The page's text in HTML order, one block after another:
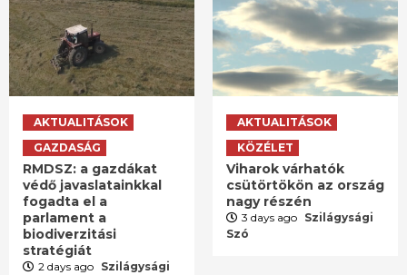
AKTUALITÁSOK
GAZDASÁG
RMDSZ: a gazdákat
védő javaslatainkkal
fogadta el a
parlament a
biodiverzitási
stratégiát
2 days ago Szilágysági
AKTUALITÁSOK
KÖZÉLET
Viharok várhatók
csütörtökön az ország
nagy részén
3 days ago Szilágysági
Szó